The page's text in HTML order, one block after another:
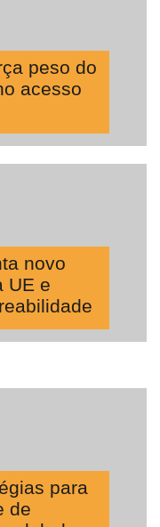
peso do
acesso
novo
UE e
para
de